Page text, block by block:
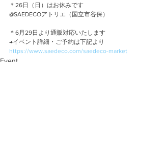
＊26日（日）はお休みです
@SAEDECOアトリエ（国立市谷保）
＊6月29日より通販対応いたします
→イベント詳細・ご予約は下記より
https://www.saedeco.com/saedeco-market
Event